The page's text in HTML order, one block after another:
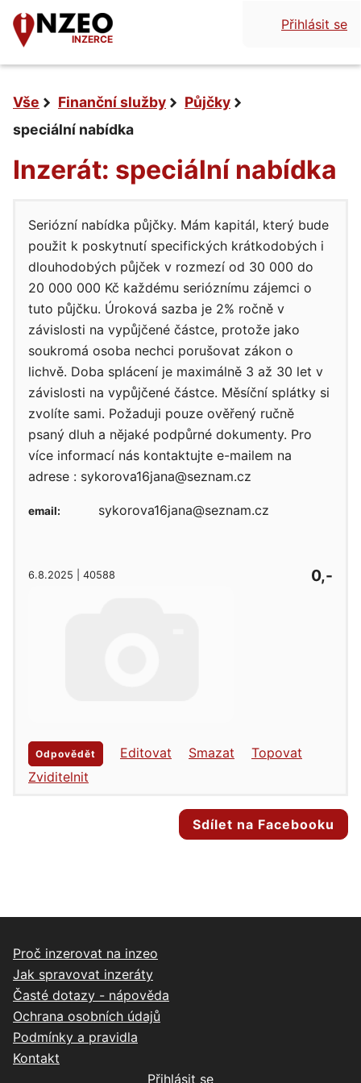
INZERCE
Přihlásit se
Vše Finanční služby
Půjčky
speciální nabídka
Inzerát: speciální nabídka
Seriózní nabídka půjčky. Mám kapitál, který bude
použit k poskytnutí specifických krátkodobých i
dlouhodobých půjček v rozmezí od 30 000 do
20 000 000 Kč každému serióznímu zájemci o
tuto půjčku. Úroková sazba je 2% ročně v
závislosti na vypůjčené částce, protože jako
soukromá osoba nechci porušovat zákon o
lichvě. Doba splácení je maximálně 3 až 30 let v
závislosti na vypůjčené částce. Měsíční splátky si
zvolíte sami. Požaduji pouze ověřený ručně
psaný dluh a nějaké podpůrné dokumenty. Pro
více informací nás kontaktujte e-mailem na
adrese : sykorova16jana@seznam.cz
6.8.2025 | 40588 0,-
email: sykorova16jana@seznam.cz
Odpovědět Editovat Smazat
Topovat
Zviditelnit
Sdílet na Facebooku
Proč inzerovat na inzeo
Jak spravovat inzeráty
Časté dotazy - nápověda
Ochrana osobních údajů
Podmínky a pravidla
Kontakt
Přihlásit se